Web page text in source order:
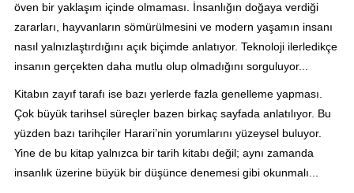
öven bir yaklaşım içinde olmaması. İnsanlığın doğaya verdiği
zararları, hayvanların sömürülmesini ve modern yaşamın insanı
nasıl yalnızlaştırdığını açık biçimde anlatıyor. Teknoloji ilerledikçe
insanın gerçekten daha mutlu olup olmadığını sorguluyor...
Kitabın zayıf tarafı ise bazı yerlerde fazla genelleme yapması.
Çok büyük tarihsel süreçler bazen birkaç sayfada anlatılıyor. Bu
yüzden bazı tarihçiler Harari’nin yorumlarını yüzeysel buluyor.
Yine de bu kitap yalnızca bir tarih kitabı değil; aynı zamanda
insanlık üzerine büyük bir düşünce denemesi gibi okunmalı...